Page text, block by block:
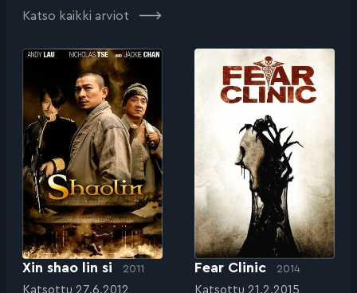
Katso kaikki arviot
Xin shao lin si 2011
Katsottu 27.6.2012
Fear Clinic 2014
Katsottu 21.2.2015